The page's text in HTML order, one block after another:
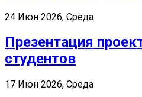
24 Июн 2026, Среда
Презентация
студентов
17 Июн 2026, Среда